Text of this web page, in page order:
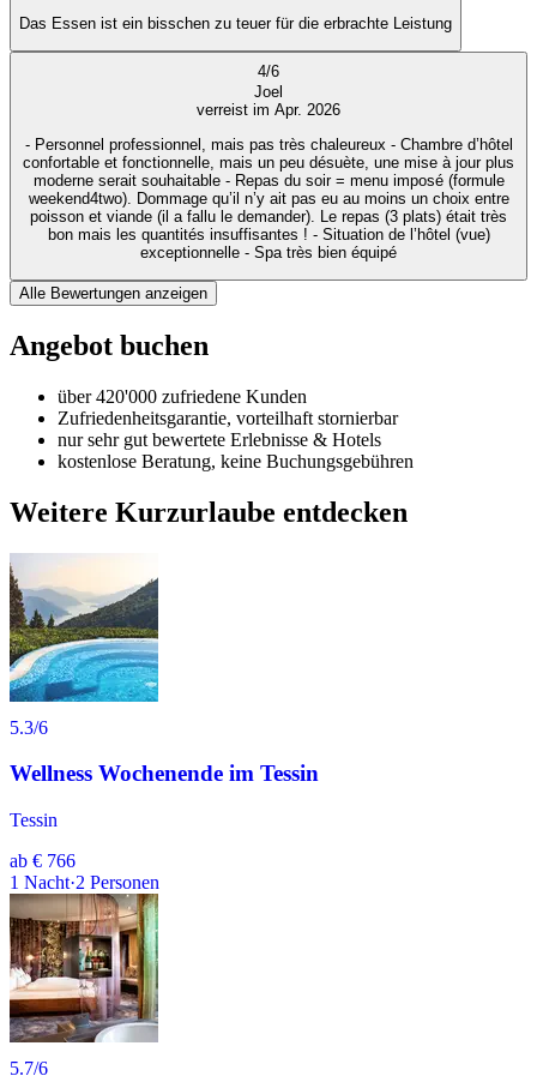
Das Essen ist ein bisschen zu teuer für die erbrachte Leistung
4/6
Joel
verreist im Apr. 2026
- Personnel professionnel, mais pas très chaleureux - Chambre d’hôtel
confortable et fonctionnelle, mais un peu désuète, une mise à jour plus
moderne serait souhaitable - Repas du soir = menu imposé (formule
weekend4two). Dommage qu’il n’y ait pas eu au moins un choix entre
poisson et viande (il a fallu le demander). Le repas (3 plats) était très
bon mais les quantités insuffisantes ! - Situation de l’hôtel (vue)
exceptionnelle - Spa très bien équipé
Alle Bewertungen anzeigen
Angebot buchen
über 420'000 zufriedene Kunden
Zufriedenheitsgarantie, vorteilhaft stornierbar
nur sehr gut bewertete Erlebnisse & Hotels
kostenlose Beratung, keine Buchungsgebühren
Weitere Kurzurlaube entdecken
5.3/6
Wellness Wochenende im Tessin
Tessin
ab € 766
1 Nacht·2 Personen
5.7/6